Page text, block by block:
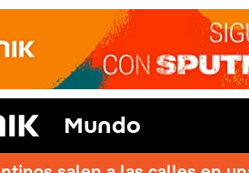
Mundo